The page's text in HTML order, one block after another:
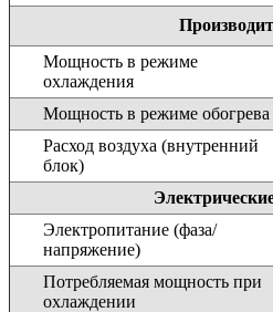
Мощность в режиме
охлаждения
Мощность в режиме обогрева
Расход воздуха (внутренний
блок)
Электропитание (фаза/
напряжение)
Потребляемая мощность при
охлаждении